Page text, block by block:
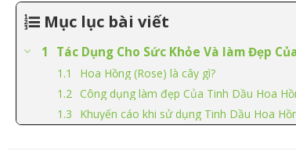
Mục lục bài viết
Tác Dụng Cho Sức Khỏe Và làm Đẹp
Hoa Hồng (Rose) là cây gì?
Công dụng làm đẹp Của Tinh Dầu Hoa
Khuyến cáo khi sử dụng Tinh Dầu Hoa